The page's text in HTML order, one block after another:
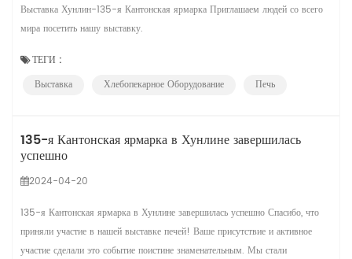
Выставка Хунлин-135-я Кантонская ярмарка Приглашаем людей со всего
мира посетить нашу выставку.
ТЕГИ :
Выставка
Хлебопекарное Оборудование Печь
135-я Кантонская ярмарка в Хунлине завершилась
успешно
2024-04-20
135-я Кантонская ярмарка в Хунлине завершилась успешно Спасибо, что
приняли участие в нашей выставке печей! Ваше присутствие и активное
участие сделали это событие поистине знаменательным. Мы стали